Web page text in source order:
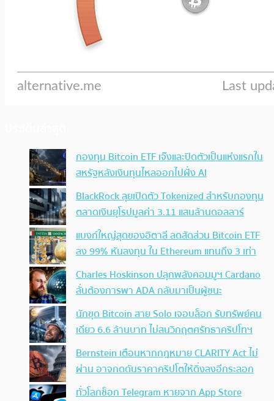
กองทุน Bitcoin ETF เจ๊งและปิดตัวเป็นแห่งแรกใน
สหรัฐหลังเงินทุนไหลออกไปฝั่ง AI
BlackRock ลุยเปิดตัว Tokenized สำหรับกองทุน
ตลาดเงินยุโรปมูลค่า 3.11 แสนล้านดอลลาร์
แบงก์ใหญ่สุดของอิตาลี ลดสัดส่วน Bitcoin ETF
ลง 99% หันลงทุน ใน Ethereum แทนถึง 3 เท่า
Charles Hoskinson ปลุกพลังคอมมูฯ Cardano
ลั่นต้องการพา ADA กลับมาเป็นผู้ชนะ
นักขุด Bitcoin สาย Solo เจอบล็อก รับทรัพย์คน
เดียว 6.6 ล้านบาท ไม่สนวิกฤตศรัทธาคริปโทฯ
Bernstein เตือนหากกฎหมาย CLARITY Act ไม่
ผ่าน อาจกดดันราคาคริปโตให้ดิ่งลงอีกระลอก
ทั่วโลกช็อก Telegram หายจาก App Store